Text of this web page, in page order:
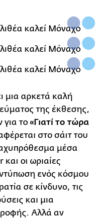
μια αρκετά καλή
της έκθεσης,
για το «Γιατί το τώρα
στο σάιτ του
μέσα
οι ωριαίες
ενός κόσμου
σε κίνδυνο, τις
και μια
Αλλά αν